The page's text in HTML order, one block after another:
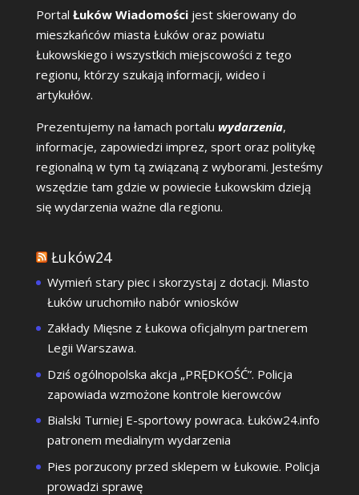
Portal Łuków Wiadomościjest skierowany do
mieszkańców miasta Łuków oraz powiatu
Łukowskiego i wszystkich miejscowości z tego
regionu, którzy szukają informacji, wideo i
artykułów.
Prezentujemy na łamach portalu wydarzenia,
informacje, zapowiedzi imprez, sport oraz politykę
regionalną w tym tą związaną z wyborami. Jesteśmy
wszędzie tam gdzie w powiecie Łukowskim dzieją
się wydarzenia ważne dla regionu.
Łuków24
Wymień stary piec i skorzystaj z dotacji. Miasto
Łuków uruchomiło nabór wniosków
Zakłady Mięsne z Łukowa oficjalnym partnerem
Legii Warszawa.
Dziś ogólnopolska akcja „PRĘDKOŚĆ”. Policja
zapowiada wzmożone kontrole kierowców
Bialski Turniej E-sportowy powraca. Łuków24.info
patronem medialnym wydarzenia
Pies porzucony przed sklepem w Łukowie. Policja
prowadzi sprawę